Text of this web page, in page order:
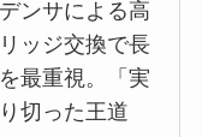
ンサによる高
ッジ交換で長
最重視。「実
切った王道